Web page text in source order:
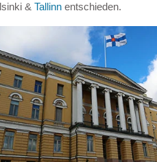
& Tallinnentschieden.